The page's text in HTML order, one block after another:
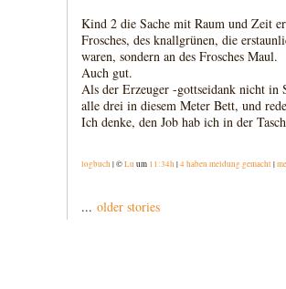
Kind 2 die Sache mit Raum und Zeit
Frosches, des knallgrünen, die
waren, sondern an des Frosches Maul.
Auch gut.
Als der Erzeuger -gottseidank nicht
alle drei in diesem Meter Bett, und
Ich denke, den Job hab ich in der
logbuch | ©Lu um 11:34h |4 haben meldung gemacht|
... older stories